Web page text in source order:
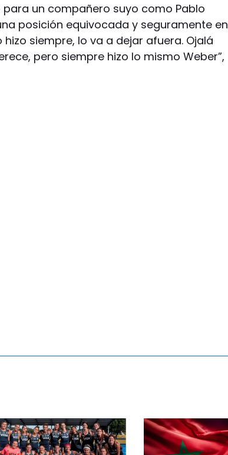
un compañero suyo como Pablo
posición equivocada y seguramente en
siempre, lo va a dejar afuera. Ojalá
pero siempre hizo lo mismo Weber”,